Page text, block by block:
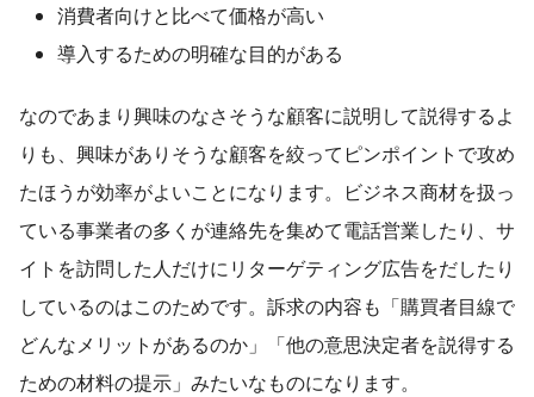
消費者向けと比べて価格が高い
導入するための明確な目的がある
なのであまり興味のなさそうな顧客に説明して説得するよ
りも、興味がありそうな顧客を絞ってピンポイントで攻め
たほうが効率がよいことになります。ビジネス商材を扱っ
ている事業者の多くが連絡先を集めて電話営業したり、サ
イトを訪問した人だけにリターゲティング広告をだしたり
しているのはこのためです。訴求の内容も「購買者目線で
どんなメリットがあるのか」「他の意思決定者を説得する
ための材料の提示」みたいなものになります。